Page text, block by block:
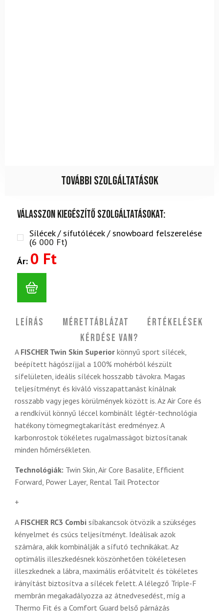
További szolgáltatások
Válasszon kiegészítő szolgáltatásokat:
Sílécek / sífutólécek / snowboard felszerelése
(6 000 Ft)
Ár: 0 Ft
Leírás Mérettáblázat
Értékelések
Kérdése van?
A FISCHER Twin Skin Superior könnyű sport sílécek,
beépített hágószíjjal a 100% mohérból készült
sífelületen, ideális sílécek hosszabb távokra. Magas
teljesítményt és kiváló visszapattanást kínálnak
rosszabb vagy jeges körülmények között is. Az Air Core és
a rendkívül könnyű léccel kombinált légtér-technológia
hatékony tömegmegtakarítást eredményez. A
karbonrostok tökéletes rugalmasságot biztosítanak
minden hőmérsékleten.
Technológiák: Twin Skin, Air Core Basalite, Efficient
Forward, Power Layer, Rental Tail Protector
+
A FISCHER RC3 Combi síbakancsok ötvözik a szükséges
kényelmet és csúcs teljesítményt. Ideálisak azok
számára, akik kombinálják a sífutó technikákat. Az
optimális illeszkedésnek köszönhetően tökéletesen
illeszkednek a lábra, maximális erőátvitelt és tökéletes
irányítást biztosítva a sílécek felett. A lélegző Triple-F
membrán megakadályozza az átnedvesedést, míg a
Thermo Fit és a Comfort Guard belső párnázás